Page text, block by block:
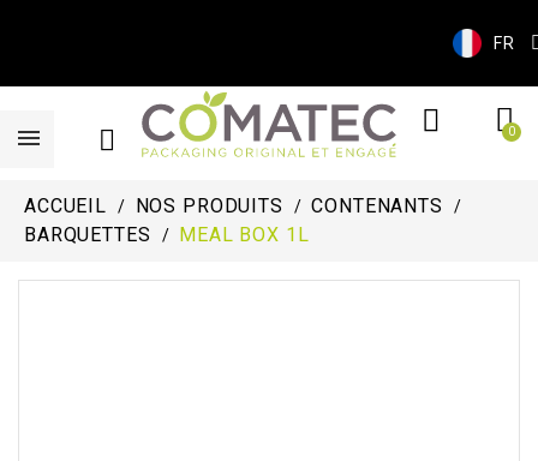
FR
ACCUEIL NOS PRODUITS
CONTENANTS
BARQUETTES
MEAL BOX 1L